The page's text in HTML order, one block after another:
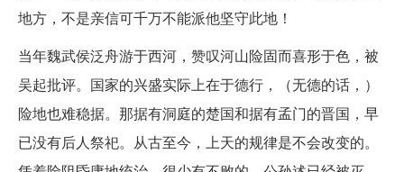
地方，不是亲信可千万不能派他坚守此地！
当年魏武侯泛舟游于西河，赞叹河山险固而喜形于色，被
吴起批评。国家的兴盛实际上在于德行，（无德的话，）
险地也难稳据。那据有洞庭的楚国和据有孟门的晋国，早
已没有后人祭祀。从古至今，上天的规律是不会改变的。